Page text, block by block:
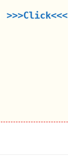
>>>Click<<<